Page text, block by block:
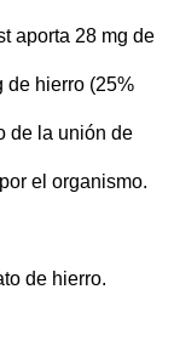
aporta 28 mg de
de hierro (25%
de la unión de
el organismo.
de hierro.